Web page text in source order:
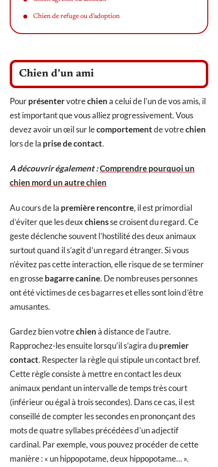
Chien de refuge ou d’adoption
Chien d’un ami
Pourprésentervotrechiena celui de l’un de vos amis, il
est important que vous alliez progressivement. Vous
devez avoir un œil sur lecomportementde votrechien
lors de la prise de contact.
A découvrir également :Comprendre pourquoi un
chien mord un autre chien
Au cours de la première rencontre, il est primordial
d’éviter que les deuxchiensse croisent du regard. Ce
geste déclenche souvent l’hostilité des deux animaux
surtout quand il s’agit d’un regard étranger. Si vous
n’évitez pas cette interaction, elle risque de se terminer
en grossebagarre canine. De nombreuses personnes
ont été victimes de ces bagarres et elles sont loin d’être
amusantes.
Gardez bien votrechienà distance de l’autre.
Rapprochez-les ensuite lorsqu’il s’agira dupremier
contact. Respecter la règle qui stipule un contact bref.
Cette règle consiste à mettre en contact les deux
animaux pendant un intervalle de temps très court
(inférieur ou égal à trois secondes). Dans ce cas, il est
conseillé de compter les secondes en prononçant des
mots de quatre syllabes précédées d’un adjectif
cardinal. Par exemple, vous pouvez procéder de cette
manière : « un hippopotame, deux hippopotame… ».